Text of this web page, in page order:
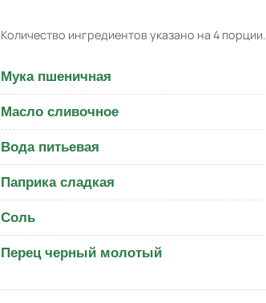
Количество ингредиентов указано на 4 порции.
Мука пшеничная
Масло сливочное
Вода питьевая
Паприка сладкая
Соль
Перец черный молотый